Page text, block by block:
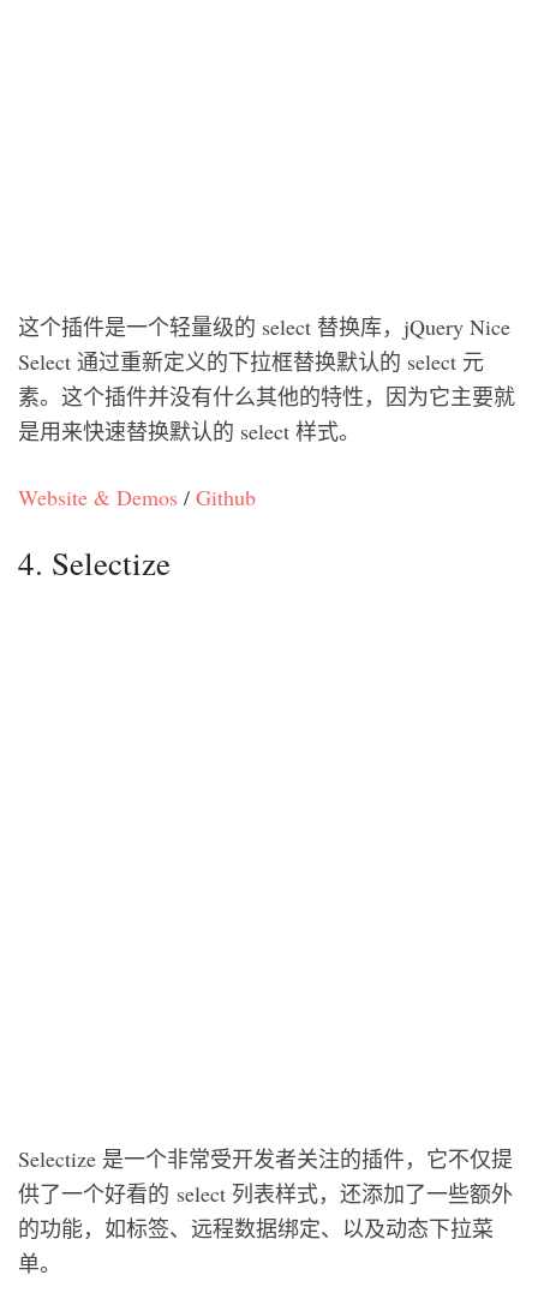
这个插件是一个轻量级的 select 替换库，jQuery Nice
Select 通过重新定义的下拉框替换默认的 select 元
素。这个插件并没有什么其他的特性，因为它主要就
是用来快速替换默认的 select 样式。
Website & Demos / Github
4. Selectize
Selectize 是一个非常受开发者关注的插件，它不仅提
供了一个好看的 select 列表样式，还添加了一些额外
的功能，如标签、远程数据绑定、以及动态下拉菜
单。